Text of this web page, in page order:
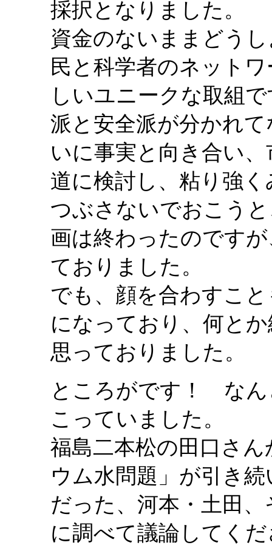
採択となりました。
資金のないままどう
民と科学者のネット
しいユニークな取組
派と安全派が分かれ
いに事実と向き合い
道に検討し、粘り強
つぶさないでおこう
画は終わったのです
ておりました。
でも、顔を合わすこ
になっており、何と
思っておりました。
ところがです！ な
こっていました。
福島二本松の田口さ
ウム水問題」が引き
だった、河本・土田
に調べて議論してく